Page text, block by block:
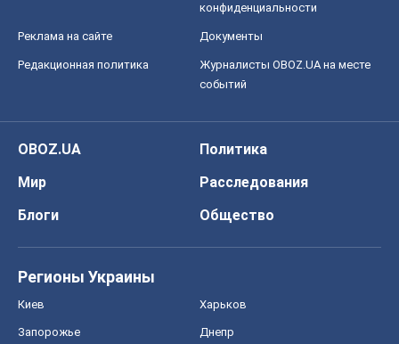
конфиденциальности
Реклама на сайте Документы
Редакционная политика
Журналисты OBOZ.UA на месте
событий
OBOZ.UA
Политика
Мир
Расследования
Блоги
Общество
Регионы Украины
Киев Харьков
Запорожье Днепр